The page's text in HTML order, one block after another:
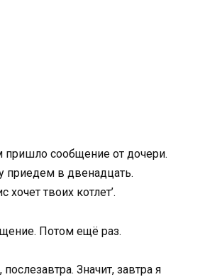
пришло сообщение от дочери.
приедем в двенадцать.
хочет твоих котлет’.
Потом ещё раз.
послезавтра. Значит, завтра я